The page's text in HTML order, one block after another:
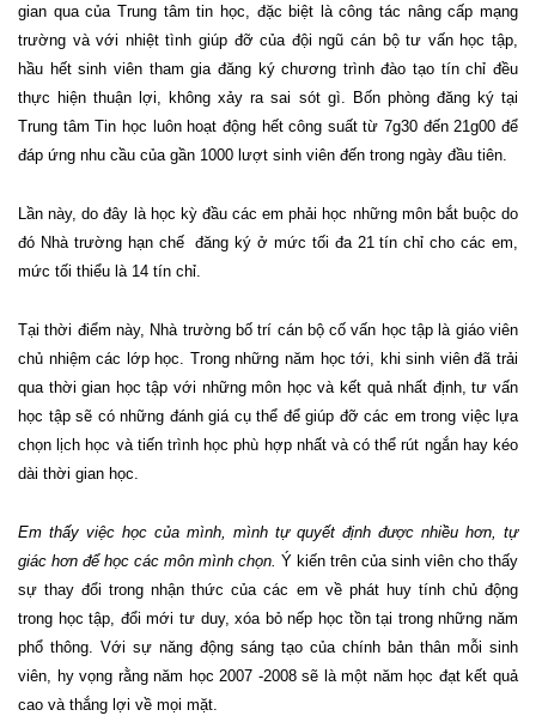
gian qua của Trung tâm tin học, đặc biệt là công tác nâng cấp mạng
trường và với nhiệt tình giúp đỡ của đội ngũ cán bộ tư vấn học tập,
hầu hết sinh viên tham gia đăng ký chương trình đào tạo tín chỉ đều
thực hiện thuận lợi, không xảy ra sai sót gì. Bốn phòng đăng ký tại
Trung tâm Tin học luôn hoạt động hết công suất từ 7g30 đến 21g00 để
đáp ứng nhu cầu của gần 1000 lượt sinh viên đến trong ngày đầu tiên.
Lần này, do đây là học kỳ đầu các em phải học những môn bắt buộc do
đó Nhà trường hạn chế
đăng ký ở mức tối đa 21 tín chỉ cho các em,
mức tối thiểu là 14 tín chỉ.
Tại thời điểm này, Nhà trường bố trí cán bộ cố vấn học tập là giáo viên
chủ nhiệm các lớp học. Trong những năm học tới, khi sinh viên đã trải
qua thời gian học tập với những môn học và kết quả nhất định, tư vấn
học tập sẽ có những đánh giá cụ thể để giúp đỡ các em trong việc lựa
chọn lịch học và tiến trình học phù hợp nhất và có thể rút ngắn hay kéo
dài thời gian học.
Em thấy việc học của mình, mình tự quyết định được nhiều hơn, tự
giác hơn để học các môn mình chọn. Ý kiến trên của sinh viên cho thấy
sự thay đổi trong nhận thức của các em về phát huy tính chủ động
trong học tập, đổi mới tư duy, xóa bỏ nếp học tồn tại trong những năm
phổ thông. Với sự năng động sáng tạo của chính bản thân mỗi sinh
viên, hy vọng rằng năm học 2007 -2008 sẽ là một năm học đạt kết quả
cao và thắng lợi về mọi mặt.